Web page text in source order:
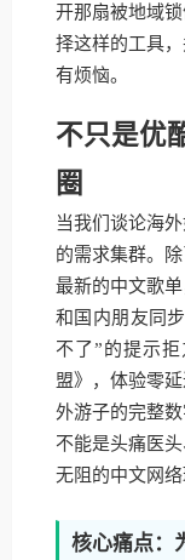
开那扇被地域
择这样的工具
有烦恼。
不只是优
圈
当我们谈论海
的需求集群。
最新的中文歌
和国内朋友同
不了”的提示
盟》，体验零
外游子的完整
不能是头痛医
无阻的中文网络
核心痛点：